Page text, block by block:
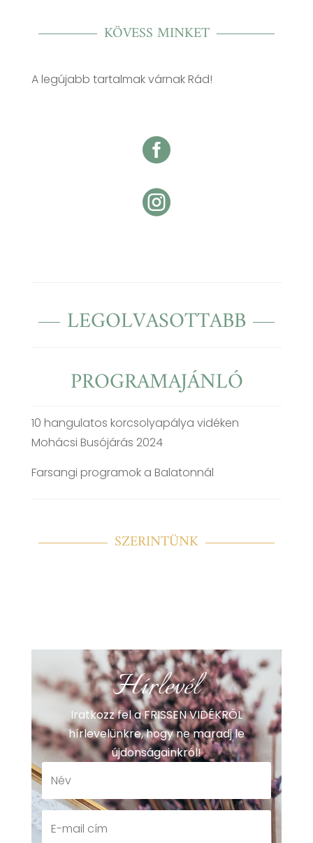
KÖVESS MINKET
A legújabb tartalmak várnak Rád!


LEGOLVASOTTABB
PROGRAMAJÁNLÓ
10 hangulatos korcsolyapálya vidéken
Mohácsi Busójárás 2024
Farsangi programok a Balatonnál
SZERINTÜNK
Hírlevél
Iratkozz fel a FRISSEN VIDÉKRŐL
hírlevelünkre, hogy ne maradj le
újdonságainkról!